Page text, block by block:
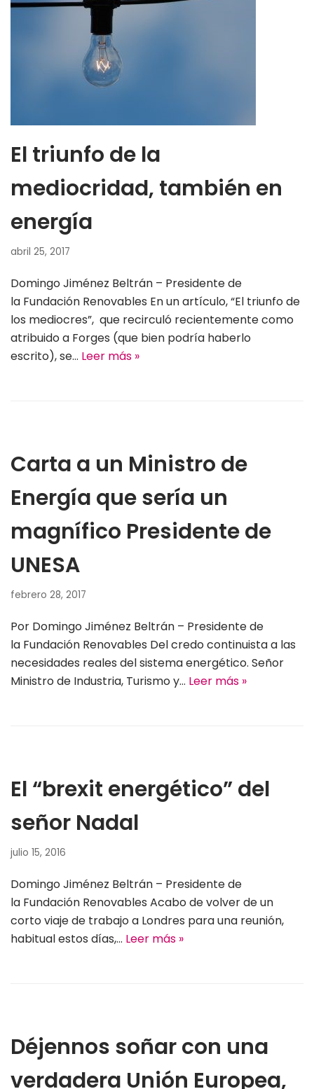
El triunfo de la
mediocridad, también en
energía
abril 25, 2017
Domingo Jiménez Beltrán – Presidente de
la Fundación Renovables En un artículo, “El triunfo de
los mediocres”, que recirculó recientemente como
atribuido a Forges (que bien podría haberlo
escrito), se… Leer más »
Carta a un Ministro de
Energía que sería un
magnífico Presidente de
UNESA
febrero 28, 2017
Por Domingo Jiménez Beltrán – Presidente de
la Fundación Renovables Del credo continuista a las
necesidades reales del sistema energético. Señor
Ministro de Industria, Turismo y… Leer más »
El “brexit energético” del
señor Nadal
julio 15, 2016
Domingo Jiménez Beltrán – Presidente de
la Fundación Renovables Acabo de volver de un
corto viaje de trabajo a Londres para una reunión,
habitual estos días,… Leer más »
Déjennos soñar con una
verdadera Unión Europea,